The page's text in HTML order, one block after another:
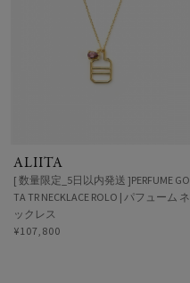
ALIITA
[ 数量限定_5日以内発送 ]PERFUME GO
TA TR NECKLACE ROLO | パフューム ネ
ックレス
¥107,800